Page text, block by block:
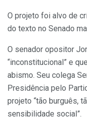
O projeto foi alvo de
do texto no Senado
O senador opositor
“inconstitucional” e
abismo. Seu colega
Presidência pelo
projeto “tão burguês,
sensibilidade social”.